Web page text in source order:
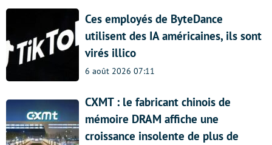
Ces employés de ByteDance
utilisent des IA américaines, ils sont
virés illico
6 août 2026 07:11
CXMT : le fabricant chinois de
mémoire DRAM affiche une
croissance insolente de plus de